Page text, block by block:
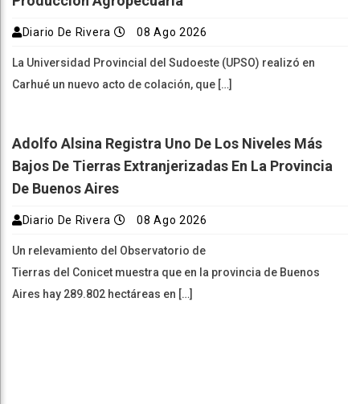
Diario De Rivera 08 Ago 2026
La Universidad Provincial del Sudoeste (UPSO) realizó en
Carhué un nuevo acto de colación, que […]
Adolfo Alsina Registra Uno De Los Niveles Más
Bajos De Tierras Extranjerizadas En La Provincia
De Buenos Aires
Diario De Rivera 08 Ago 2026
Un relevamiento del Observatorio de
Tierras del Conicet muestra que en la provincia de Buenos
Aires hay 289.802 hectáreas en […]